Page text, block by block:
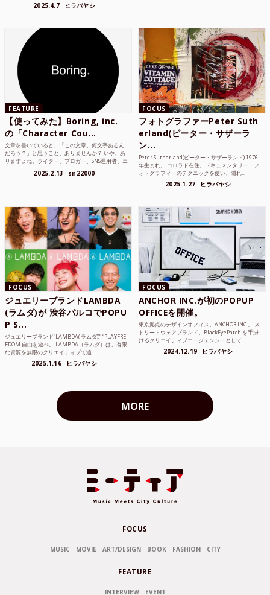
2025.4.7 ヒラバヤシ
FEATURE
【使ってみた】Boring, inc.
の「Character Cou...
文章を書いていると、「この文章、何文字あるん
だろう？」と思うこと、ありませんか？ いや、あ
りますよね。ライター、ブロガー、SNS運用者、エ
2025.2.13 sn22000
FOCUS
フォトグラファーPeter Suth
erland(ピーター・サザーラ
ン...
Peter Sutherland(ピーター・サザーランド) 1976
年生まれ。 コロラド在住。ドキュメンタリー・フ
ォトグラフィーのテクニックを使い、隠れ...
2025.1.27 ヒラバヤシ
FOCUS
ジュエリーブランドLAMBDA
(ラムダ)が 渋谷パルコでPOPU
P S...
ジュエリーブランド“LAMBDA( ラムダ))” “PLAYFRE
EDOM 自由を遊べ。 LAMBDA（ラムダ）は、有限
な資源を無限のクリエイティブで追...
2025.1.16 ヒラバヤシ
FOCUS
ANCHOR INC.が初のPOPUP
OFFICEを開催。
東京拠点のデザインオフィス、ANCHOR INC.。 ス
トリートウェアブランド、BlackEyePatch を手掛
けるクリエイティブエージェンシーとして...
2024.12.19 ヒラバヤシ
MORE
FOCUS
MUSIC MOVIE ART/DESIGN BOOK FASHION CITY
FEATURE
INTERVIEW EVENT